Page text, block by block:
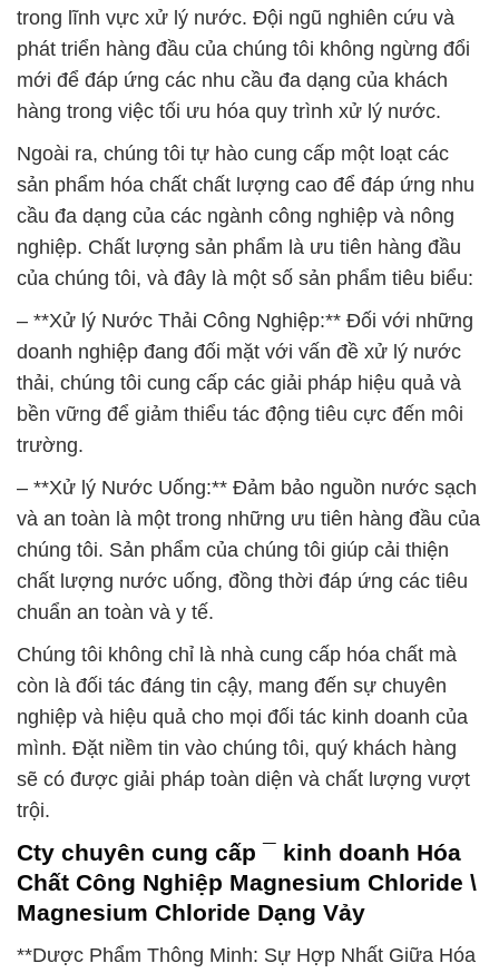
trong lĩnh vực xử lý nước. Đội ngũ nghiên cứu và
phát triển hàng đầu của chúng tôi không ngừng đổi
mới để đáp ứng các nhu cầu đa dạng của khách
hàng trong việc tối ưu hóa quy trình xử lý nước.
Ngoài ra, chúng tôi tự hào cung cấp một loạt các
sản phẩm hóa chất chất lượng cao để đáp ứng nhu
cầu đa dạng của các ngành công nghiệp và nông
nghiệp. Chất lượng sản phẩm là ưu tiên hàng đầu
của chúng tôi, và đây là một số sản phẩm tiêu biểu:
– **Xử lý Nước Thải Công Nghiệp:** Đối với những
doanh nghiệp đang đối mặt với vấn đề xử lý nước
thải, chúng tôi cung cấp các giải pháp hiệu quả và
bền vững để giảm thiểu tác động tiêu cực đến môi
trường.
– **Xử lý Nước Uống:** Đảm bảo nguồn nước sạch
và an toàn là một trong những ưu tiên hàng đầu của
chúng tôi. Sản phẩm của chúng tôi giúp cải thiện
chất lượng nước uống, đồng thời đáp ứng các tiêu
chuẩn an toàn và y tế.
Chúng tôi không chỉ là nhà cung cấp hóa chất mà
còn là đối tác đáng tin cậy, mang đến sự chuyên
nghiệp và hiệu quả cho mọi đối tác kinh doanh của
mình. Đặt niềm tin vào chúng tôi, quý khách hàng
sẽ có được giải pháp toàn diện và chất lượng vượt
trội.
Cty chuyên cung cấp ¯ kinh doanh Hóa
Chất Công Nghiệp Magnesium Chloride \
Magnesium Chloride Dạng Vảy
**Dược Phẩm Thông Minh: Sự Hợp Nhất Giữa Hóa